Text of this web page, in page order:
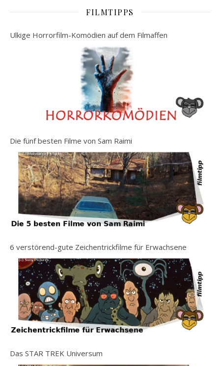
FILMTIPPS
Ulkige Horrorfilm-Komödien auf dem Filmaffen
Die fünf besten Filme von Sam Raimi
6 verstörend-gute Zeichentrickfilme für Erwachsene
Das STAR TREK Universum